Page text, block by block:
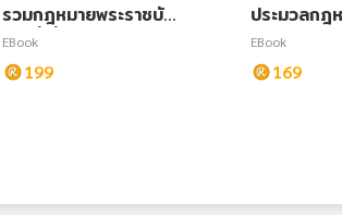
รวมกฎหมายพระราชบัญ
ญัติที่เกี่ยวกับกฎหมายปก
ครอง พร้อมหัวข้อเรื่องม
าตราสำคัญ ฉบับสมบูรณ์
EBook
199
ประมวลกฎ
ณาความอา
อเรื่องทุกม
บูรณ์
EBook
169